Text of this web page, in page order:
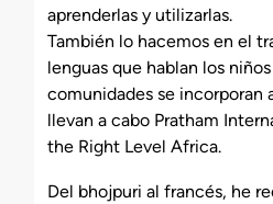
aprenderlas y utilizarlas.
También lo hacemos en el
lenguas que hablan los
comunidades se incorporan
llevan a cabo Pratham
the Right Level Africa.
Del bhojpuri al francés, he